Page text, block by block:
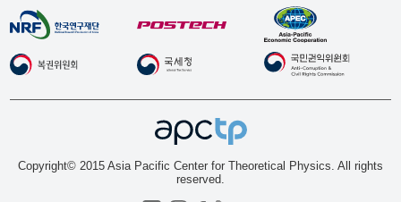
Copyright© 2015 Asia Pacific Center for Theoretical Physics. All rights
reserved.